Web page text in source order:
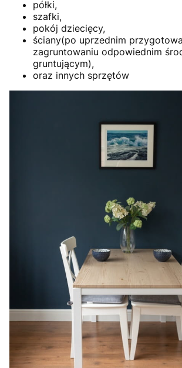
półki,
szafki,
pokój dziecięcy,
ściany(po uprzednim
zagruntowaniu odpowiednim
gruntującym),
oraz innych sprzętów